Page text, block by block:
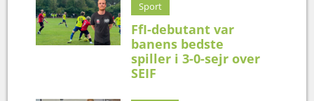
Sport
FfI-debutant var
banens bedste
spiller i 3-0-sejr over
SEIF